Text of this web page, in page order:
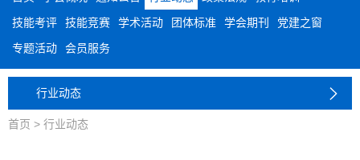
技能考评
技能竞赛 学术活动 团体标准 学会期刊
党建之窗
专题活动
会员服务
行业动态
首页 > 行业动态